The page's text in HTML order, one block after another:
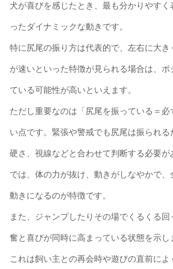
犬が喜びを感じたとき、最も分かりやす
ったダイナミックな動きです。
特に尻尾の振り方は代表的で、左右に大き
が速いといった特徴が見られる場合は、ポ
ている可能性が高いといえます。
ただし重要なのは「尻尾を振っている＝
い点です。緊張や警戒でも尻尾は振られ
硬さ、視線などと合わせて判断する必要
では、体の力が抜け、動きがしなやかで
動きになるのが特徴です。
また、ジャンプしたりその場でくるくる
奮と喜びが同時に高まっている状態を示し
これは飼い主との再会時や遊びの直前によ